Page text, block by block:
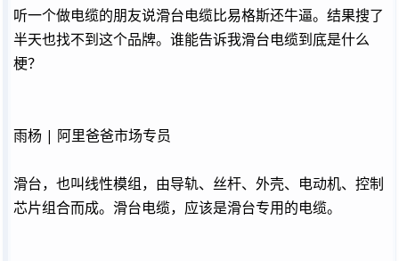
听一个做电缆的朋友说滑台电缆比易格斯还牛逼。结果搜了
半天也找不到这个品牌。谁能告诉我滑台电缆到底是什么
梗？
雨杨 | 阿里爸爸市场专员
滑台，也叫线性模组，由导轨、丝杆、外壳、电动机、控制
芯片组合而成。滑台电缆，应该是滑台专用的电缆。